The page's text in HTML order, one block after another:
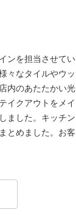
ンを担当させてい
々なタイルやウッ
内のあたたかい光
イクアウトをメイ
ました。キッチン
とめました。お客